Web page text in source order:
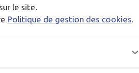
le site.
Politique de gestion des cookies